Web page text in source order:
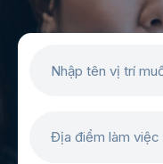
Địa điểm làm việc